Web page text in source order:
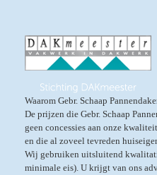
Waarom Gebr. Schaap
De prijzen die Gebr. Schaap
geen concessies aan onze
en die al zoveel tevreden
Wij gebruiken uitsluitend
minimale eis). U krijgt van ons